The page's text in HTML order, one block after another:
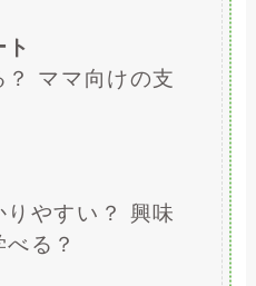
ママ向けの支
やすい？ 興味
る？